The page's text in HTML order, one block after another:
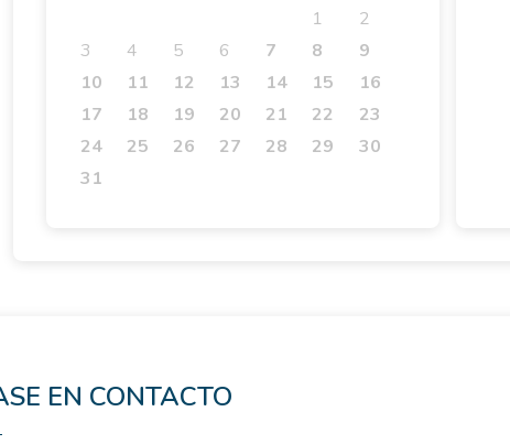
1
2
3
4 5 6 7 8
9
10
11 12 13 14 15
16
17
18 19 20 21 22
23
24
25 26 27 28 29
30
31
EN CONTACTO